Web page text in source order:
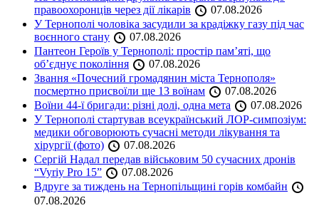
правоохоронців через дії лікарів
07.08.2026
У Тернополі чоловіка засудили за крадіжку газу під час
воєнного стану
07.08.2026
Пантеон Героїв у Тернополі: простір пам’яті, що
об’єднує покоління
07.08.2026
Звання «Почесний громадянин міста Тернополя»
посмертно присвоїли ще 13 воїнам
07.08.2026
Воїни 44-ї бригади: різні долі, одна мета
07.08.2026
У Тернополі стартував всеукраїнський ЛОР-симпозіум:
медики обговорюють сучасні методи лікування та
хірургії (фото)
07.08.2026
Сергій Надал передав військовим 50 сучасних дронів
“Vyriy Pro 15”
07.08.2026
Вдруге за тиждень на Тернопільщині горів комбайн
07.08.2026